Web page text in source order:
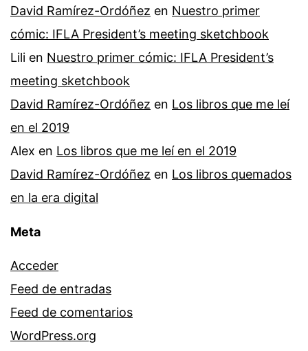
David Ramírez-Ordóñez en Nuestro primer
cómic: IFLA President’s meeting sketchbook
Lili en Nuestro primer cómic: IFLA President’s
meeting sketchbook
David Ramírez-Ordóñez en Los libros que me leí
en el 2019
Alex en Los libros que me leí en el 2019
David Ramírez-Ordóñez en Los libros quemados
en la era digital
Meta
Acceder
Feed de entradas
Feed de comentarios
WordPress.org